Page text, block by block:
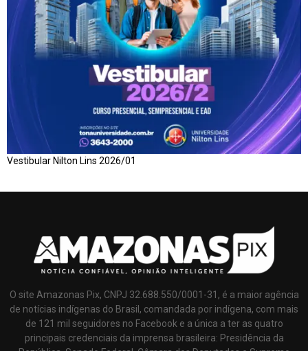
Vestibular Nilton Lins 2026/01
O site Amazonas Pix, CNPJ 32.688.550/0001-31, é a maior agência
de notícias indígenas do Brasil, comandada por indígena, com mais
de 121 mil seguidores no Facebook e a única a ter as quatro
principais credenciais da imprensa brasileira: Presidência da